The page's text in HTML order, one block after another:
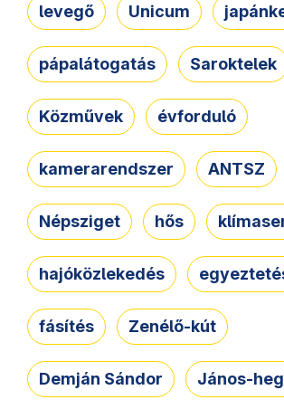
levegő Unicum
pápalátogatás Saroktelek
Közművek évforduló
kamerarendszer ANTSZ
Népsziget hős
hajóközlekedés
fásítés Zenélő-kút
Demján Sándor János-